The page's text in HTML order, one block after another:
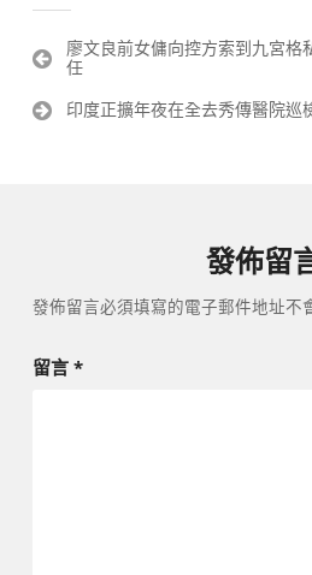
文
章
導
覽
廖文良前女傭向控方索到九宮格
任
印度正擴年夜在全去秀傳醫院巡
發佈留
發佈留言必須填寫的電子郵件地址不
留言 *